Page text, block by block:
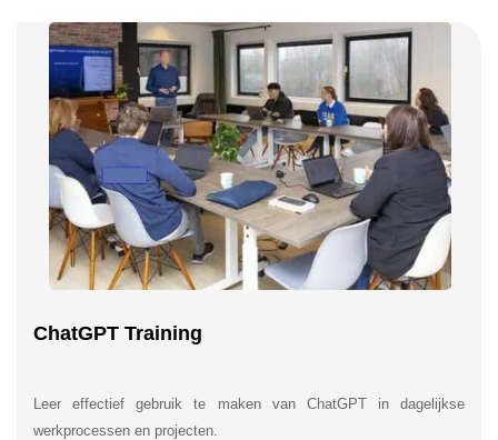
ChatGPT Training
Leer effectief gebruik te maken van ChatGPT in dagelijkse
werkprocessen en projecten.